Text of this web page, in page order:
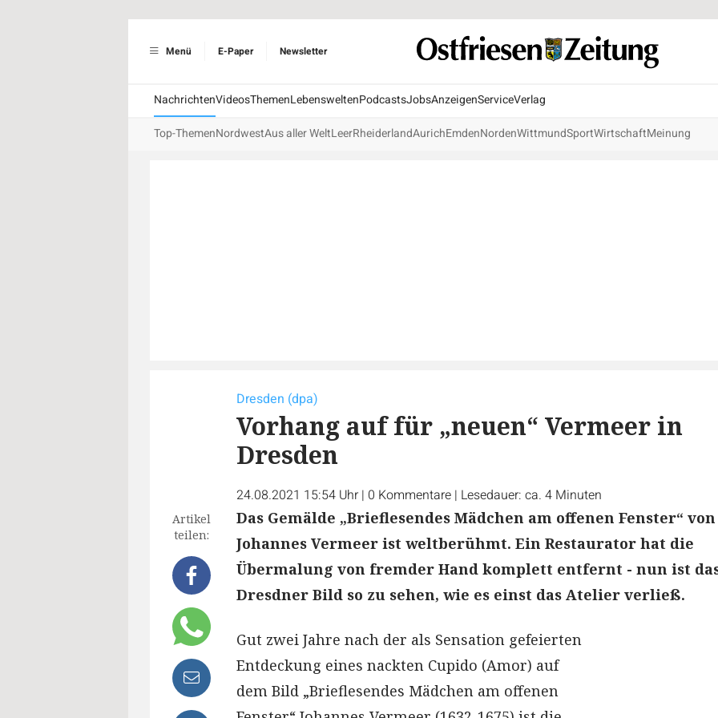
Menü E-Paper Newsletter
NachrichtenVideosThemenLebensweltenPodcastsJobsAnzeigenServiceVerlag
Top-ThemenNordwestAus aller WeltLeerRheiderlandAurichEmdenNordenWittmundSportWirtschaftMeinung
Dresden (dpa)
Vorhang auf für „neuen“ Vermeer in
Dresden
24.08.2021 15:54 Uhr | 0 Kommentare | Lesedauer: ca. 4 Minuten
Artikel
teilen:
Das Gemälde „Brieflesendes Mädchen am offenen Fenster“ von
Johannes Vermeer ist weltberühmt. Ein Restaurator hat die
Übermalung von fremder Hand komplett entfernt - nun ist
Dresdner Bild so zu sehen, wie es einst das Atelier verließ.
Gut zwei Jahre nach der als Sensation gefeierten
Entdeckung eines nackten Cupido (Amor) auf
dem Bild „Brieflesendes Mädchen am offenen